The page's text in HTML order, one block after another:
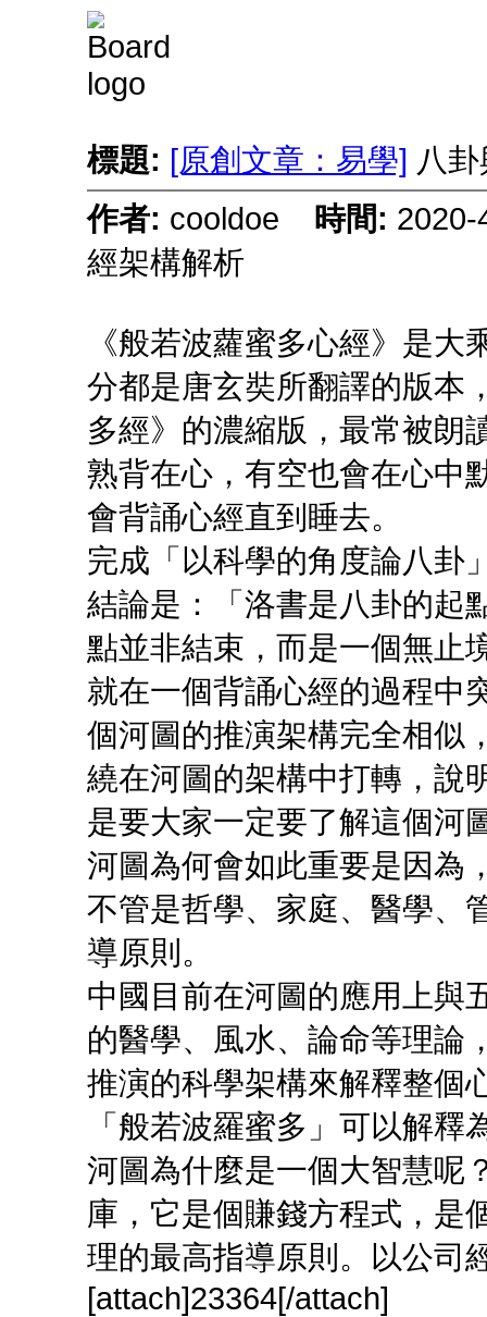
標題: [原創文章：易學] 八
作者: cooldoe 時間:
經架構解析
《般若波蘿蜜多心經》是
分都是唐玄奘所翻譯的版本
多經》的濃縮版，最常被朗
熟背在心，有空也會在心中
會背誦心經直到睡去。
完成「以科學的角度論八卦
結論是：「洛書是八卦的起
點並非結束，而是一個無止
就在一個背誦心經的過程中
個河圖的推演架構完全相似
繞在河圖的架構中打轉，說
是要大家一定要了解這個河
河圖為何會如此重要是因為
不管是哲學、家庭、醫學、
導原則。
中國目前在河圖的應用上與
的醫學、風水、論命等理論
推演的科學架構來解釋整個
「般若波羅蜜多」可以解
河圖為什麼是一個大智慧呢
庫，它是個賺錢方程式，是
理的最高指導原則。以公司
[attach]23364[/attach]